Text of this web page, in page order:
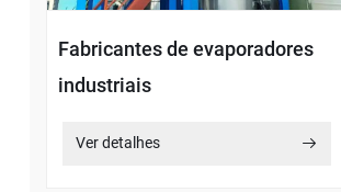
Fabricantes de evaporadores
industriais
Ver detalhes